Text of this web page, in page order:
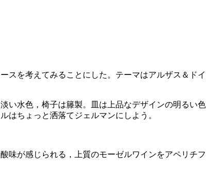
スを考えてみることにした。テーマはアルザス＆ドイ
い水色，椅子は籐製。皿は上品なデザインの明るい色
はちょっと洒落てジェルマンにしよう。
味が感じられる，上質のモーゼルワインをアペリチフ